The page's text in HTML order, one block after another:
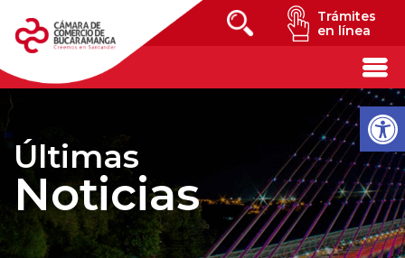
Trámites
en línea
Últimas
Noticias